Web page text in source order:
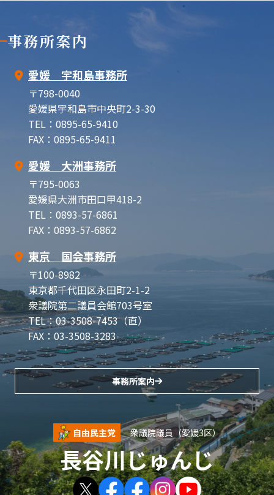
事務所案内
愛媛 宇和島事務所
〒798-0040
愛媛県宇和島市中央町2-3-30
TEL：0895-65-9410
FAX：0895-65-9411
愛媛 大洲事務所
〒795-0063
愛媛県大洲市田口甲418-2
TEL：0893-57-6861
FAX：0893-57-6862
東京 国会事務所
〒100-8982
東京都千代田区永田町2-1-2
衆議院第二議員会館703号室
TEL：03-3508-7453（直）
FAX：03-3508-3283
事務所案内
自由民主党 衆議院議員（愛媛3区）
長谷川じゅんじ